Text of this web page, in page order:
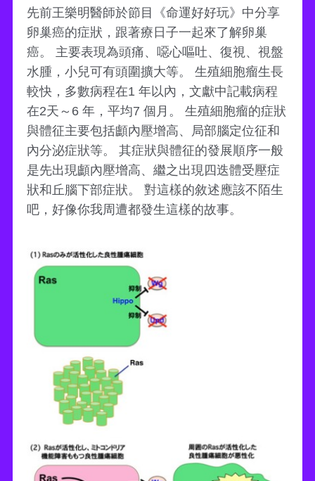
先前王樂明醫師於節目《命運好好玩》中分享
卵巢癌的症狀，跟著療日子一起來了解卵巢
癌。 主要表現為頭痛、噁心嘔吐、復視、視盤
水腫，小兒可有頭圍擴大等。 生殖細胞瘤生長
較快，多數病程在1 年以內，文獻中記載病程
在2天～6 年，平均7 個月。 生殖細胞瘤的症狀
與體征主要包括顱內壓增高、局部腦定位征和
內分泌症狀等。 其症狀與體征的發展順序一般
是先出現顱內壓增高、繼之出現四迭體受壓症
狀和丘腦下部症狀。 對這樣的敘述應該不陌生
吧，好像你我周遭都發生這樣的故事。